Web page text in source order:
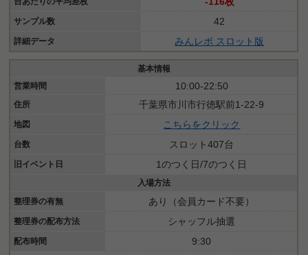
サンプル数 42
詳細データ みんレポ スロット版
基本情報
営業時間
10:00-22:50
住所 千葉県市川市行徳駅前1-22-9
地図 こちらをクリック
台数 スロット407台
旧イベント日 1のつく日/7のつく日
入場方法
整理券の有無
あり（会員カード不要）
整理券の配布方法 シャッフル抽選
配布時間
9:30